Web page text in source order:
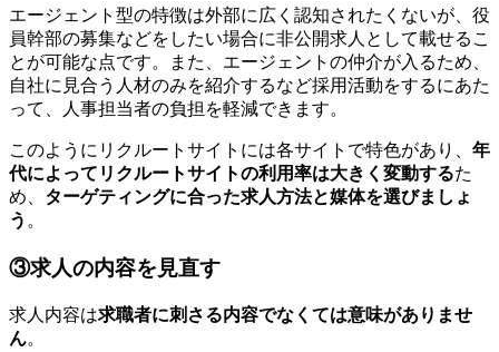
エージェント型の特徴は外部に広く認知されたくないが、役
員幹部の募集などをしたい場合に非公開求人として載せるこ
とが可能な点です。また、エージェントの仲介が入るため、
自社に見合う人材のみを紹介するなど採用活動をするにあた
って、人事担当者の負担を軽減できます。
このようにリクルートサイトには各サイトで特色があり、 年
代によってリクルートサイトの利用率は大きく変動するた
め、 ターゲティングに合った求人方法と媒体を選びましょ
う 。
③求人の内容を見直す
求人内容は求職者に刺さる内容でなくては意味がありませ
ん。